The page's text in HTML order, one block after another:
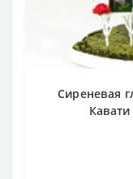
Сиреневая